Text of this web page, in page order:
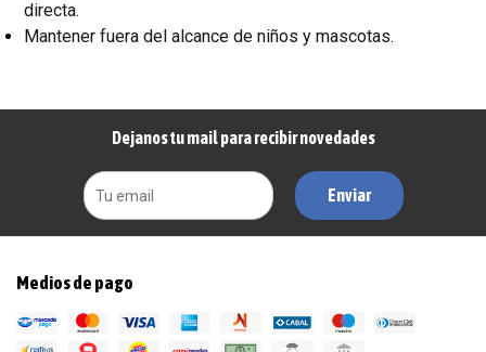
directa.
Mantener fuera del alcance de niños y mascotas.
Dejanos tu mail para recibir novedades
Enviar
Medios de pago